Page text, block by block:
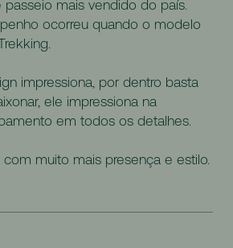
mais vendido do país.
ocorreu quando o modelo
impressiona, por dentro basta
ele impressiona na
em todos os detalhes.
com muito mais presença e estilo.